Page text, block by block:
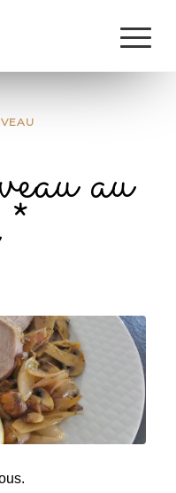
VEAU
au